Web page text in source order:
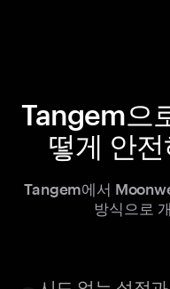
Tangem으
떻게 안
Tangem에서
방식으로